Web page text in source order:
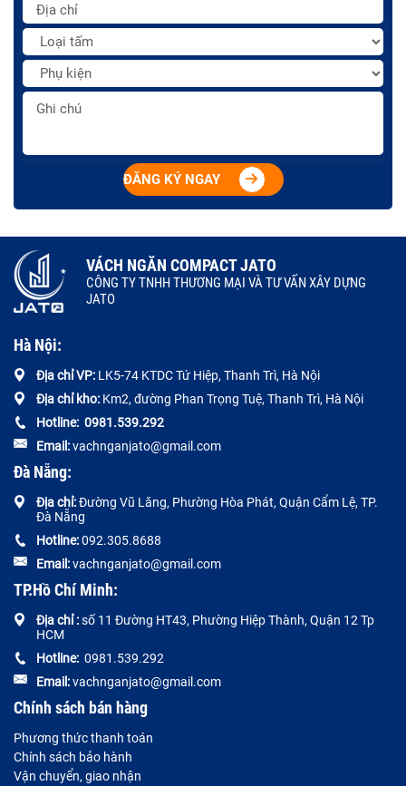
ĐĂNG KÝ NGAY
VÁCH NGĂN COMPACT JATO
CÔNG TY TNHH THƯƠNG MẠI VÀ TƯ VẤN XÂY DỰNG
JATO
Hà Nội:
Địa chỉ VP: LK5-74 KTDC Tứ Hiệp, Thanh Trì, Hà Nội
Địa chỉ kho: Km2, đường Phan Trọng Tuệ, Thanh Trì, Hà Nội
Hotline: 0981.539.292
Email:vachnganjato@gmail.com
Đà Nẵng:
Địa chỉ:Đường Vũ Lăng, Phường Hòa Phát, Quận Cẩm Lệ, TP.
Đà Nẵng
Hotline:092.305.8688
Email:vachnganjato@gmail.com
TP.Hồ Chí Minh:
Địa chỉ :số 11 Đường HT43, Phường Hiệp Thành, Quận 12 Tp
HCM
Hotline: 0981.539.292
Email:vachnganjato@gmail.com
Chính sách bán hàng
Phương thức thanh toán
Chính sách bảo hành
Vận chuyển, giao nhận